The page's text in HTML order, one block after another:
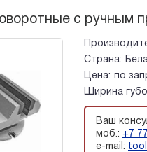
с ручным
Страна:
Цена: по
Ширина
Ваш
моб.: +7
e-mail: